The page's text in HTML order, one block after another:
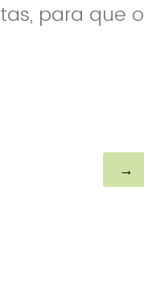
para que o